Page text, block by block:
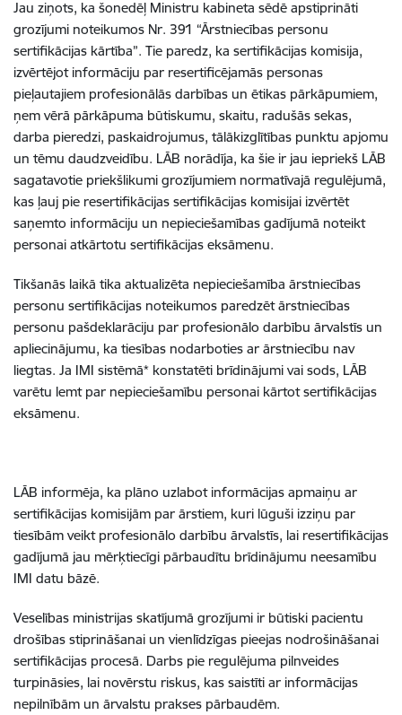
Jau ziņots, ka šonedēļ Ministru kabineta sēdē apstiprināti
grozījumi noteikumos Nr. 391 “Ārstniecības personu
sertifikācijas kārtība”. Tie paredz, ka sertifikācijas komisija,
izvērtējot informāciju par resertificējamās personas
pieļautajiem profesionālās darbības un ētikas pārkāpumiem,
ņem vērā pārkāpuma būtiskumu, skaitu, radušās sekas,
darba pieredzi, paskaidrojumus, tālākizglītības punktu apjomu
un tēmu daudzveidību. LĀB norādīja, ka šie ir jau iepriekš LĀB
sagatavotie priekšlikumi grozījumiem normatīvajā regulējumā,
kas ļauj pie resertifikācijas sertifikācijas komisijai izvērtēt
saņemto informāciju un nepieciešamības gadījumā noteikt
personai atkārtotu sertifikācijas eksāmenu.
Tikšanās laikā tika aktualizēta nepieciešamība ārstniecības
personu sertifikācijas noteikumos paredzēt ārstniecības
personu pašdeklarāciju par profesionālo darbību ārvalstīs un
apliecinājumu, ka tiesības nodarboties ar ārstniecību nav
liegtas. Ja IMI sistēmā* konstatēti brīdinājumi vai sods, LĀB
varētu lemt par nepieciešamību personai kārtot sertifikācijas
eksāmenu.
LĀB informēja, ka plāno uzlabot informācijas apmaiņu ar
sertifikācijas komisijām par ārstiem, kuri lūguši izziņu par
tiesībām veikt profesionālo darbību ārvalstīs, lai resertifikācijas
gadījumā jau mērķtiecīgi pārbaudītu brīdinājumu neesamību
IMI datu bāzē.
Veselības ministrijas skatījumā grozījumi ir būtiski pacientu
drošības stiprināšanai un vienlīdzīgas pieejas nodrošināšanai
sertifikācijas procesā. Darbs pie regulējuma pilnveides
turpināsies, lai novērstu riskus, kas saistīti ar informācijas
nepilnībām un ārvalstu prakses pārbaudēm.